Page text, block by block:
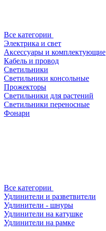
Все категории
Электрика и свет
Аксессуары и комплектующие
Кабель и провод
Светильники
Светильники консольные
Прожекторы
Светильники для растений
Светильники переносные
Фонари
Все категории
Удлинители и разветвители
Удлинители - шнуры
Удлинители на катушке
Удлинители на рамке